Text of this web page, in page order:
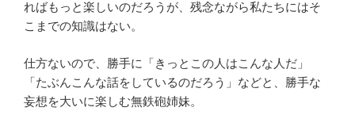
ればもっと楽しいのだろうが、残念ながら私たちにはそ
こまでの知識はない。
仕方ないので、勝手に「きっとこの人はこんな人だ」
「たぶんこんな話をしているのだろう」などと、勝手な
妄想を大いに楽しむ無鉄砲姉妹。